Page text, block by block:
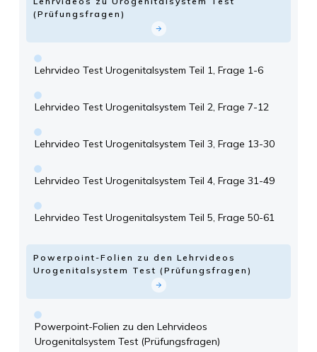
(Prüfungsfragen)
Lehrvideo Test Urogenitalsystem Teil 1, Frage 1-6
Lehrvideo Test Urogenitalsystem Teil 2, Frage 7-12
Lehrvideo Test Urogenitalsystem Teil 3, Frage 13-30
Lehrvideo Test Urogenitalsystem Teil 4, Frage 31-49
Lehrvideo Test Urogenitalsystem Teil 5, Frage 50-61
Powerpoint-Folien zu den Lehrvideos
Urogenitalsystem Test (Prüfungsfragen)
Powerpoint-Folien zu den Lehrvideos
Urogenitalsystem Test (Prüfungsfragen)